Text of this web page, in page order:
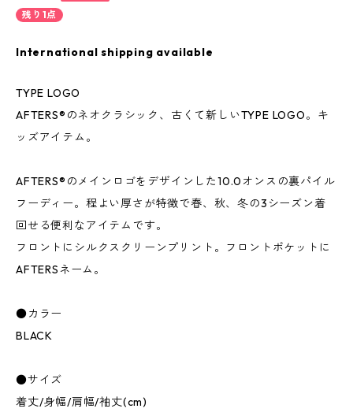
残り1点
International shipping available
TYPE LOGO
AFTERS®︎のネオクラシック、古くて新しいTYPE LOGO。キ
ッズアイテム。
AFTERS®︎のメインロゴをデザインした10.0オンスの裏パイル
フーディー。程よい厚さが特徴で春、秋、冬の3シーズン着
回せる便利なアイテムです。
フロントにシルクスクリーンプリント。フロントポケットに
AFTERSネーム。
●カラー
BLACK
●サイズ
着丈/身幅/肩幅/袖丈(cm)